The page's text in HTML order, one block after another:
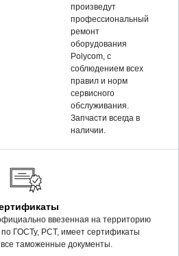
произведут
профессиональный
ремонт
оборудования
Polycom, c
соблюдением всех
правил и норм
сервисного
обслуживания.
Запчасти всегда в
наличии.
ввезенная на территорию
ГОСТу, РСТ, имеет сертификаты
все таможенные документы.